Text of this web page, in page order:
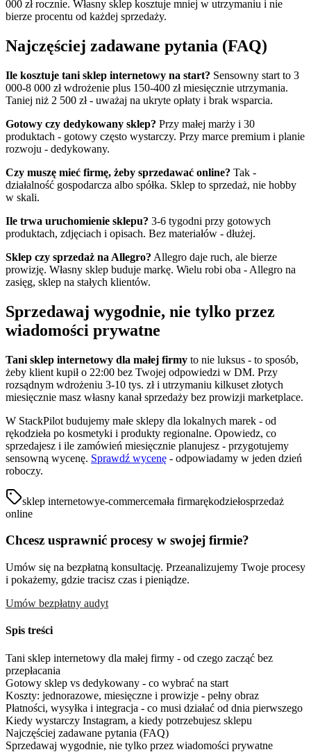
000 zł rocznie. Własny sklep kosztuje mniej w utrzymaniu i nie
bierze procentu od każdej sprzedaży.
Najczęściej zadawane pytania (FAQ)
Ile kosztuje tani sklep internetowy na start? Sensowny start to 3
000-8 000 zł wdrożenie plus 150-400 zł miesięcznie utrzymania.
Taniej niż 2 500 zł - uważaj na ukryte opłaty i brak wsparcia.
Gotowy czy dedykowany sklep? Przy małej marży i 30
produktach - gotowy często wystarczy. Przy marce premium i planie
rozwoju - dedykowany.
Czy muszę mieć firmę, żeby sprzedawać online? Tak -
działalność gospodarcza albo spółka. Sklep to sprzedaż, nie hobby
w skali.
Ile trwa uruchomienie sklepu? 3-6 tygodni przy gotowych
produktach, zdjęciach i opisach. Bez materiałów - dłużej.
Sklep czy sprzedaż na Allegro? Allegro daje ruch, ale bierze
prowizję. Własny sklep buduje markę. Wielu robi oba - Allegro na
zasięg, sklep na stałych klientów.
Sprzedawaj wygodnie, nie tylko przez
wiadomości prywatne
Tani sklep internetowy dla małej firmy to nie luksus - to sposób,
żeby klient kupił o 22:00 bez Twojej odpowiedzi w DM. Przy
rozsądnym wdrożeniu 3-10 tys. zł i utrzymaniu kilkuset złotych
miesięcznie masz własny kanał sprzedaży bez prowizji marketplace.
W StackPilot budujemy małe sklepy dla lokalnych marek - od
rękodzieła po kosmetyki i produkty regionalne. Opowiedz, co
sprzedajesz i ile zamówień miesięcznie planujesz - przygotujemy
sensowną wycenę. Sprawdź wycenę - odpowiadamy w jeden dzień
roboczy.
sklep internetowye-commercemała firmarękodziełosprzedaż
online
Chcesz usprawnić procesy w swojej firmie?
Umów się na bezpłatną konsultację. Przeanalizujemy Twoje procesy
i pokażemy, gdzie tracisz czas i pieniądze.
Umów bezpłatny audyt
Spis treści
Tani sklep internetowy dla małej firmy - od czego zacząć bez
przepłacania
Gotowy sklep vs dedykowany - co wybrać na start
Koszty: jednorazowe, miesięczne i prowizje - pełny obraz
Płatności, wysyłka i integracja - co musi działać od dnia pierwszego
Kiedy wystarczy Instagram, a kiedy potrzebujesz sklepu
Najczęściej zadawane pytania (FAQ)
Sprzedawaj wygodnie, nie tylko przez wiadomości prywatne